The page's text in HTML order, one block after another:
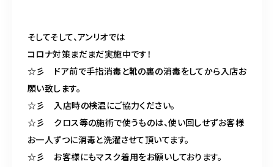
そしてそして、アンリオでは
コロナ対策まだまだ実施中です！
☆彡 ドア前で手指消毒と靴の裏の消毒をしてから入店お
願い致します。
☆彡 入店時の検温にご協力ください。
☆彡 クロス等の施術で使うものは、使い回しせずお客様
お一人ずつに消毒と洗濯させて頂いてます。
☆彡 お客様にもマスク着用をお願いしております。